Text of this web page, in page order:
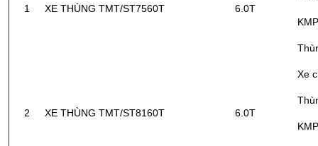
1 XE THÙNG TMT/ST7560T 6.0T
2 XE THÙNG TMT/ST8160T 6.0T
Xe